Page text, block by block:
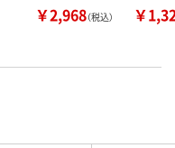
￥2,968（税込） ￥